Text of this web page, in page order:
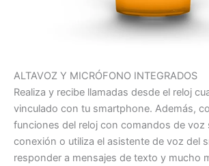
ALTAVOZ Y MICRÓFONO INTEGRADOS
Realiza y recibe llamadas desde el reloj
vinculado con tu smartphone. Además,
funciones del reloj con comandos de voz
conexión o utiliza el asistente de voz del
responder a mensajes de texto y mucho